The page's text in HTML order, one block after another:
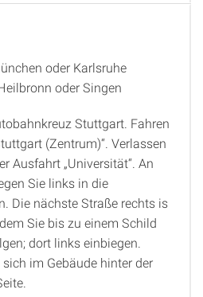
oder Karlsruhe
oder Singen
Stuttgart. Fahren
(Zentrum)“. Verlassen
Ausfahrt „Universität“. An
Sie links in die
Die nächste Straße rechts is
Sie bis zu einem Schild
dort links einbiegen.
im Gebäude hinter der